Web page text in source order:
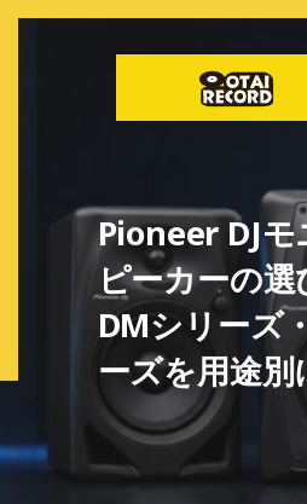
Pioneer DJモ
ピーカーの選
DMシリーズ
ーズを用途別